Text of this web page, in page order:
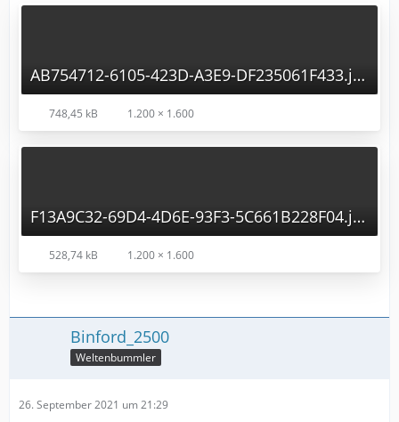
AB754712-6105-423D-A3E9-DF235061F433.jpg
748,45 kB 1.200 × 1.600
F13A9C32-69D4-4D6E-93F3-5C661B228F04.jpg
528,74 kB 1.200 × 1.600
Binford_2500
Weltenbummler
26. September 2021 um 21:29